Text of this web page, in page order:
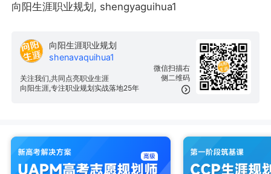
向阳生涯职业规划, shengyaguihua1
微信扫描右
侧二维码
向阳生涯职业规划
shenavaquihua1
关注我们,共同点亮职业生涯
向阳生涯,专注职业规划实战落地25年